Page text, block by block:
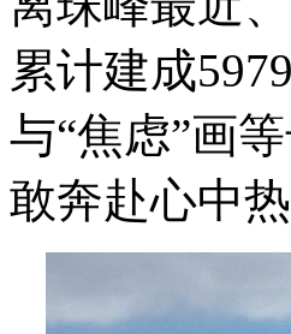
累计建成
与“焦虑”画
敢奔赴心中